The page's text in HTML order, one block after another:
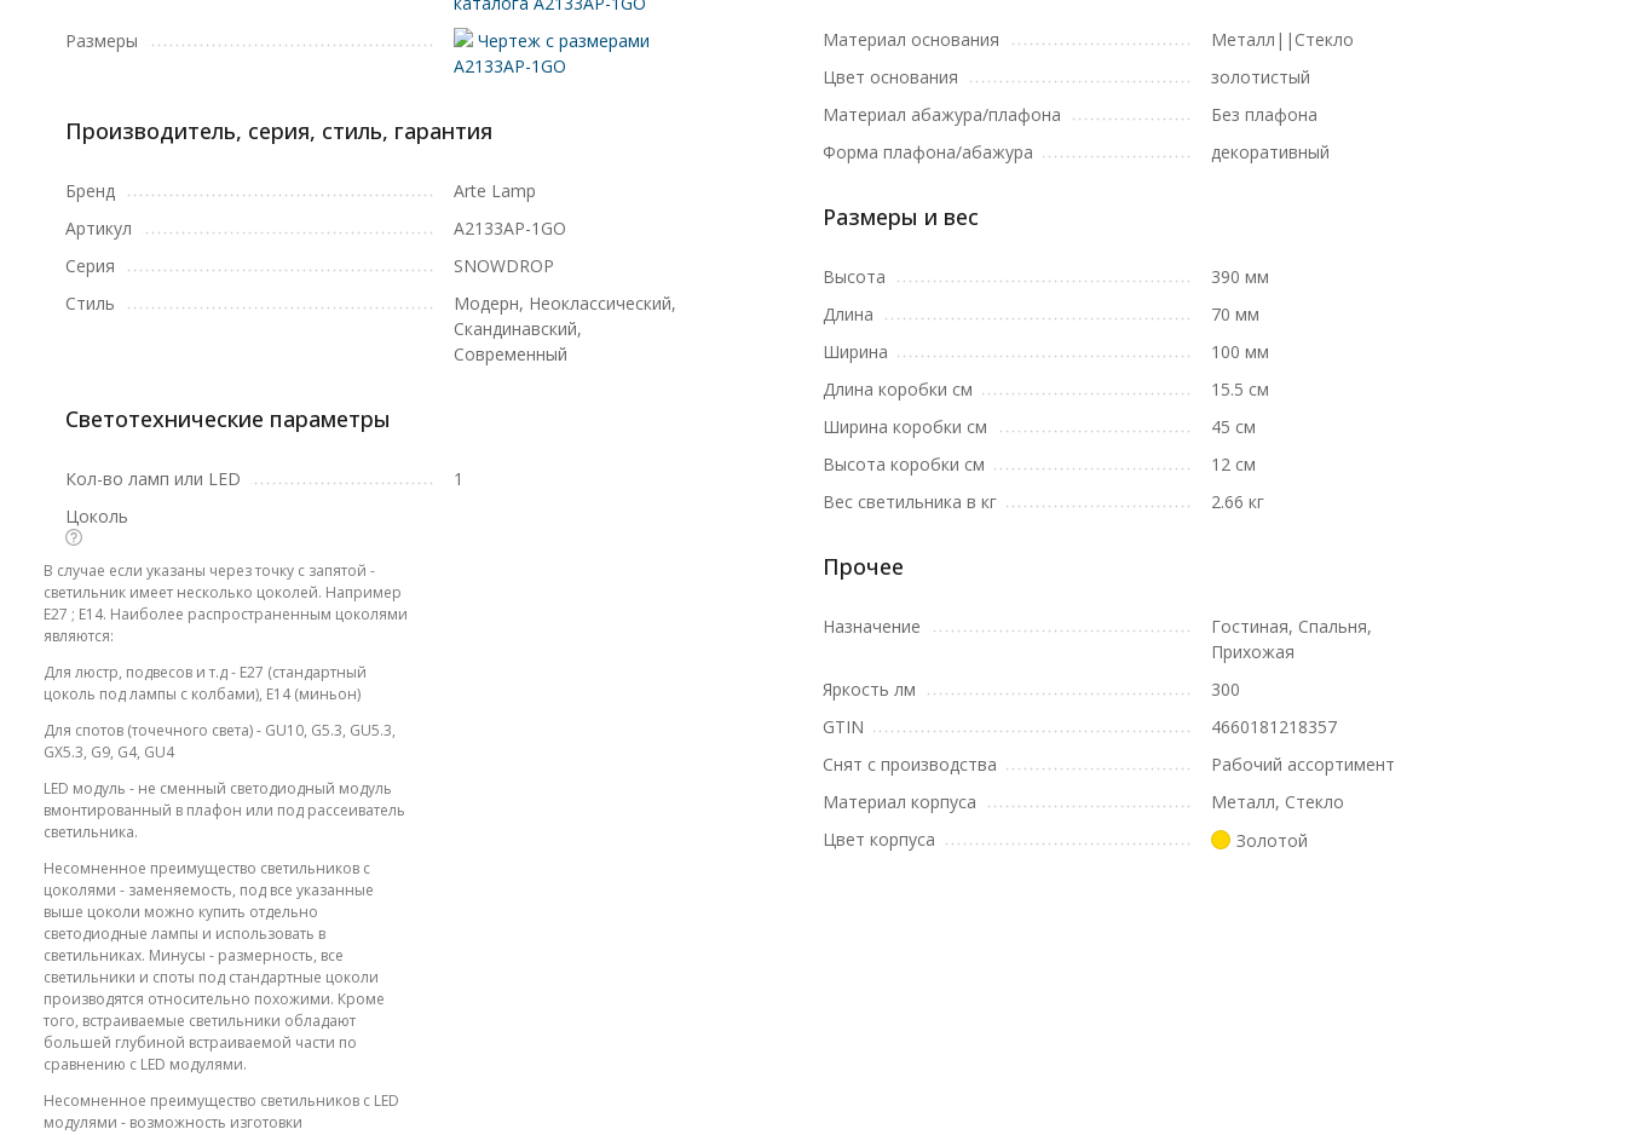
Размеры
Чертеж с размерами
A2133AP-1GO
Производитель, серия, стиль, гарантия
Бренд
Arte Lamp
Артикул
A2133AP-1GO
Серия
SNOWDROP
Стиль
Модерн, Неоклассический,
Скандинавский,
Современный
Светотехнические параметры
Кол-во ламп или LED
1
Цоколь
В случае если указаны через точку с запятой -
светильник имеет несколько цоколей. Например
E27 ; E14. Наиболее распространенным цоколями
являются:
Для люстр, подвесов и т.д - E27 (стандартный
цоколь под лампы с колбами), E14 (миньон)
Для спотов (точечного света) - GU10, G5.3, GU5.3,
GX5.3, G9, G4, GU4
LED модуль - не сменный светодиодный модуль
вмонтированный в плафон или под рассеиватель
светильника.
Несомненное преимущество светильников с
цоколями - заменяемость, под все указанные
выше цоколи можно купить отдельно
светодиодные лампы и использовать в
светильниках. Минусы - размерность, все
светильники и споты под стандартные цоколи
производятся относительно похожими. Кроме
того, встраиваемые светильники обладают
большей глубиной встраиваемой части по
сравнению с LED модулями.
Несомненное преимущество светильников с LED
модулями - возможность изготовки
Материал основания
Металл||Стекло
Цвет основания
золотистый
Материал абажура/плафона
Без плафона
Форма плафона/абажура
декоративный
Размеры и вес
Высота
390 мм
Длина
70 мм
Ширина
100 мм
Длина коробки см
15.5 см
Ширина коробки см
45 см
Высота коробки см
12 см
Вес светильника в кг
2.66 кг
Прочее
Назначение
Гостиная, Спальня,
Прихожая
Яркость лм
300
GTIN
4660181218357
Снят с производства
Рабочий ассортимент
Материал корпуса
Металл, Стекло
Цвет корпуса
Золотой